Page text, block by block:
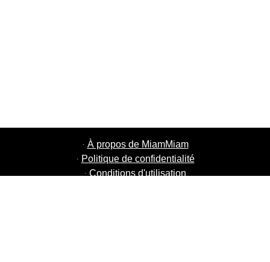
· À propos de MiamMiam
· Politique de confidentialité
· Conditions d'utilisation